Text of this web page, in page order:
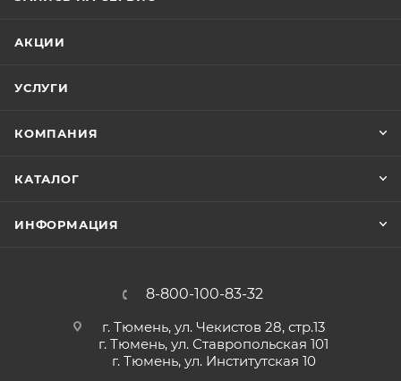
Технические характеристики PATRIOT BCT-10 Boоst
Напряжение питания, В 220
Режим Boost есть
Min емкость аккумулятора, Ач 20
АКЦИИ
УСЛУГИ
КОМПАНИЯ
КАТАЛОГ
ИНФОРМАЦИЯ
8-800-100-83-32
г. Тюмень, ул. Чекистов 28, стр.13
г. Тюмень, ул. Ставропольская 101
г. Тюмень, ул. Институтская 10